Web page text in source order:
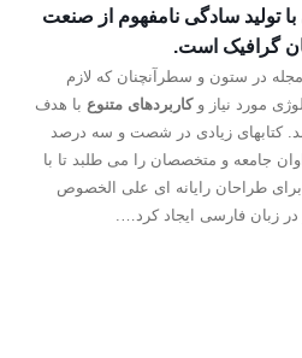
تولید سادگی نامفهوم از صنعت
گرافیک است.
مجله در ستون و سطرآنچنان که لازم
مورد نیاز وکاربردهای متنوعبا هدف
کتابهای زیادی در شصت و سه درصد
جامعه و متخصصان را می طلبد تا با
طراحان رایانه ای علی الخصوص
زبان فارسی ایجاد کرد….